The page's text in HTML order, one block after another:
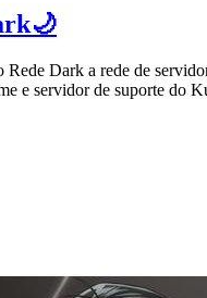
Rede Dark a rede de
e servidor de suporte do